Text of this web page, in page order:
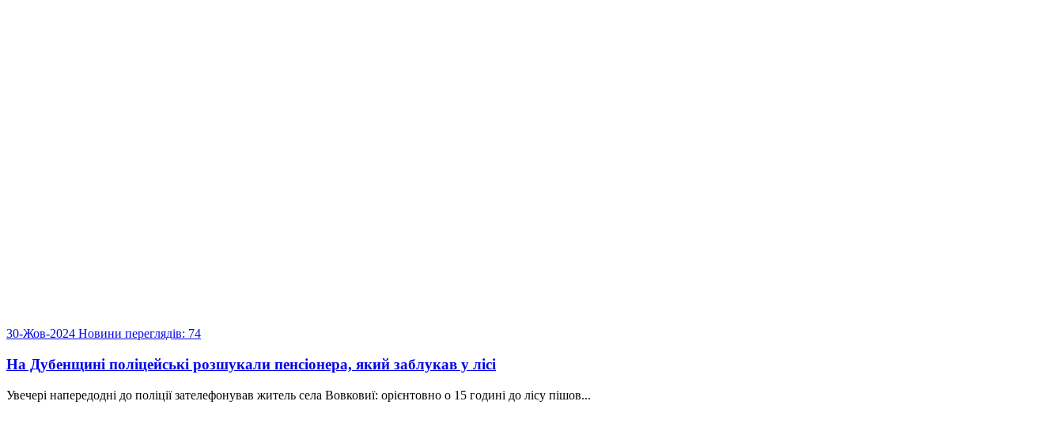
30-Жов-2024 Новини переглядів: 74
На Дубенщині поліцейські розшукали пенсіонера, який заблукав у лісі
Увечері напередодні до поліції зателефонував житель села Вовковиї: орієнтовно о 15 годині до лісу пішов...